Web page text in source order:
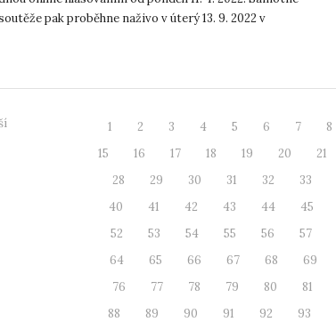
pak proběhne naživo v úterý 13. 9. 2022 v
1 2 3 4 5 6 7 8
15
16 17 18 19 20 21
28
29 30 31 32 33
40
41 42 43 44 45
52
53 54 55 56 57
64
65 66 67 68 69
76
77 78 79 80 81
88
89 90 91 92 93